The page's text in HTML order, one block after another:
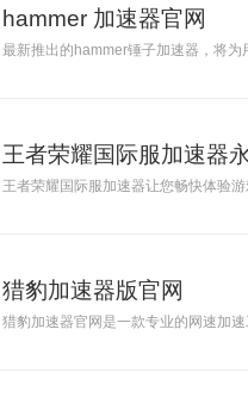
hammer 加速器官网
最新推出的hammer锤子加速器，将
王者荣耀国际服加速器
王者荣耀国际服加速器让您畅快体验
猎豹加速器版官网
猎豹加速器官网是一款专业的网速加